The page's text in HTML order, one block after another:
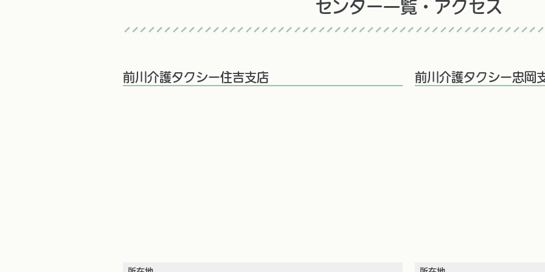
センター一覧・アクセス
前川介護タクシー住吉支店 前川介護タクシー忠岡